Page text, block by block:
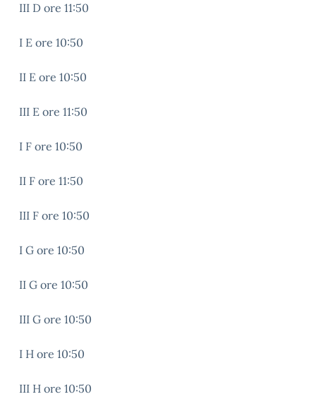
III D ore 11:50
I E ore 10:50
II E ore 10:50
III E ore 11:50
I F ore 10:50
II F ore 11:50
III F ore 10:50
I G ore 10:50
II G ore 10:50
III G ore 10:50
I H ore 10:50
III H ore 10:50